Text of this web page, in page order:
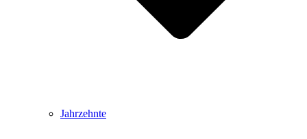
Jahrzehnte